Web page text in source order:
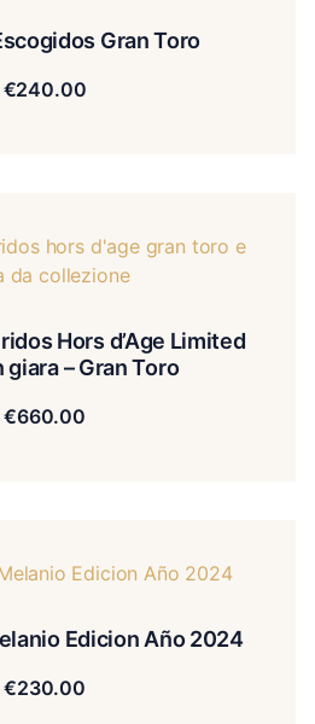
Gran Toro
€240.00
Hors d’Age Limited
giara – Gran Toro
€660.00
Edicion Año 2024
€230.00